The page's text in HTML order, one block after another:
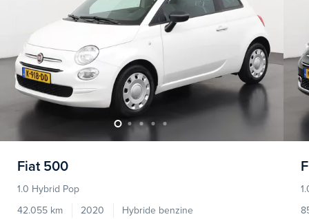
Fiat 500
1.0 Hybrid Pop
42.055 km
2020
Hybride benzine